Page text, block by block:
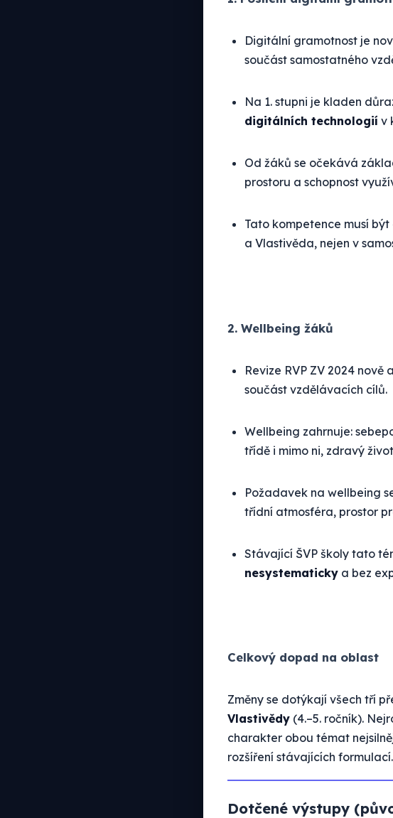
Digitální gramotnost je
součást samostatného
Na 1. stupni je kladen
digitálních technologií v
Od žáků se očekává
prostoru a schopnost
Tato kompetence musí být
a Vlastivěda, nejen v
2. Wellbeing žáků
Revize RVP ZV 2024 nově
součást vzdělávacích cílů.
Wellbeing zahrnuje:
třídě i mimo ni, zdravý
Požadavek na wellbeing
třídní atmosféra, prostor
Stávající ŠVP školy tato
nesystematicky a bez
Celkový dopad na oblast
Změny se dotýkají všech tří
Vlastivědy (4.–5. ročník).
charakter obou témat
rozšíření stávajících formulací.
Dotčené výstupy